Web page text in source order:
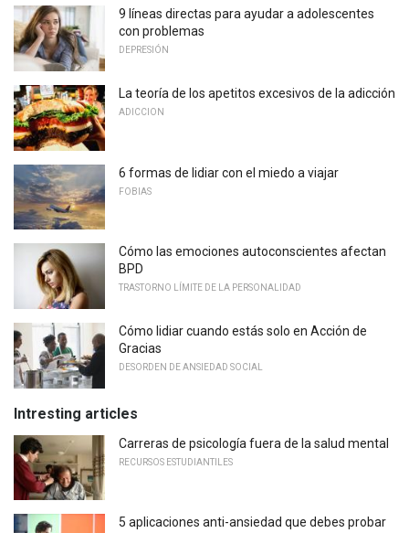
9 líneas directas para ayudar a adolescentes
con problemas
DEPRESIÓN
La teoría de los apetitos excesivos de la adicción
ADICCION
6 formas de lidiar con el miedo a viajar
FOBIAS
Cómo las emociones autoconscientes afectan
BPD
TRASTORNO LÍMITE DE LA PERSONALIDAD
Cómo lidiar cuando estás solo en Acción de
Gracias
DESORDEN DE ANSIEDAD SOCIAL
Intresting articles
Carreras de psicología fuera de la salud mental
RECURSOS ESTUDIANTILES
5 aplicaciones anti-ansiedad que debes probar